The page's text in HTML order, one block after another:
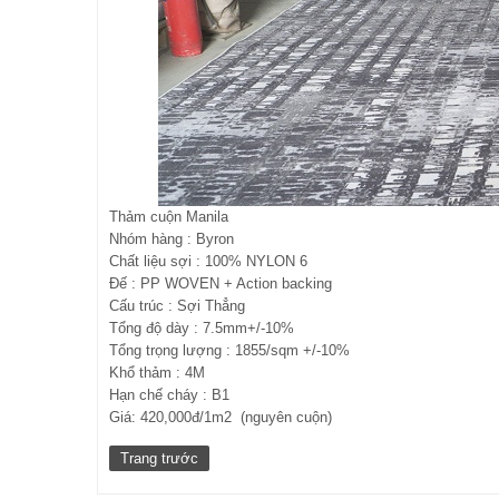
Thảm cuộn Manila
Nhóm hàng : Byron
Chất liệu sợi : 100% NYLON 6
Đế : PP WOVEN + Action backing
Cấu trúc : Sợi Thẳng
Tổng độ dày : 7.5mm+/-10%
Tổng trọng lượng : 1855/sqm +/-10%
Khổ thảm : 4M
Hạn chế cháy : B1
Giá: 420,000đ/1m2 (nguyên cuộn)
Trang trước